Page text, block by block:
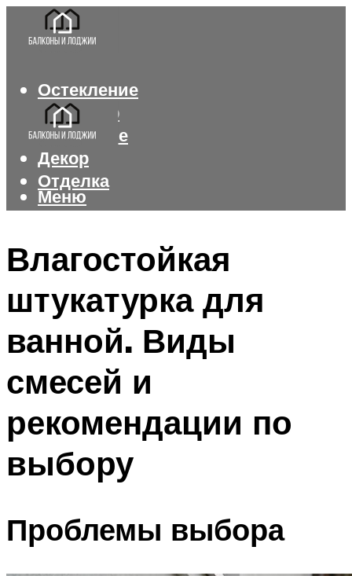
Остекление
Интерьер
Утепление
Декор
Отделка
Меню
Влагостойкая
штукатурка для
ванной. Виды
смесей и
рекомендации по
выбору
Проблемы выбора